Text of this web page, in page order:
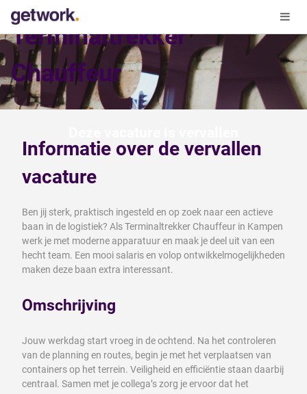
Terminaltrekker
Chauffeur
Informatie over de vervallen
vacature
Ben jij sterk, praktisch ingesteld en op zoek naar een actieve
baan in de logistiek? Als Terminaltrekker Chauffeur in Kampen
werk je met moderne apparatuur en maak je deel uit van een
hecht team. Een mooi salaris en volop ontwikkelmogelijkheden
maken deze baan extra interessant.
Omschrijving
Jouw werkdag start vroeg in de ochtend. Na het controleren
van de planning en routes, begin je met het verplaatsen van
containers op het terrein. Veiligheid en efficiëntie staan daarbij
centraal. Samen met je collega’s zorg je ervoor dat het